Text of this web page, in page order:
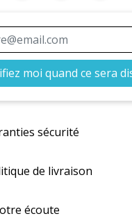
moi quand ce sera
sécurité
de livraison
écoute